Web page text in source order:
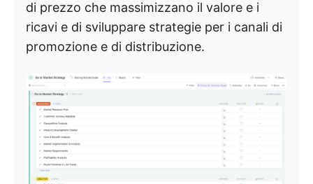
di prezzo che massimizzano il valore e i
ricavi e di sviluppare strategie per i canali di
promozione e di distribuzione.